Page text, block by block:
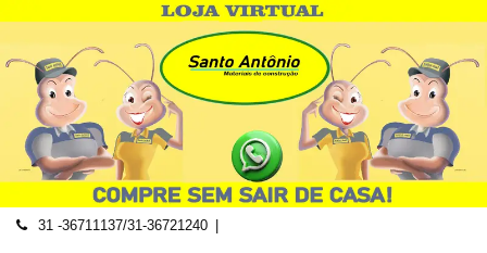
content
31 -36711137/31-36721240